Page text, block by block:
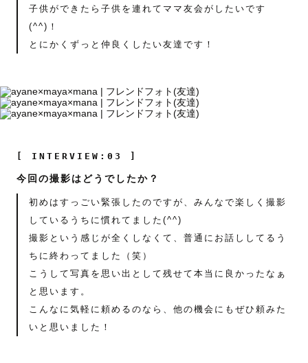
子供ができたら子供を連れてママ友会がしたいです
(^^)！
とにかくずっと仲良くしたい友達です！
[ INTERVIEW:03 ]
今回の撮影はどうでしたか？
初めはすっごい緊張したのですが、みんなで楽しく撮影
しているうちに慣れてました(^^)
撮影という感じが全くしなくて、普通にお話ししてるう
ちに終わってました（笑）
こうして写真を思い出として残せて本当に良かったなぁ
と思います。
こんなに気軽に頼めるのなら、他の機会にもぜひ頼みた
いと思いました！